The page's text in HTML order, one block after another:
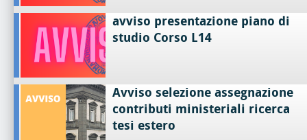
avviso presentazione piano di
studio Corso L14
Avviso selezione assegnazione
contributi ministeriali ricerca
tesi estero